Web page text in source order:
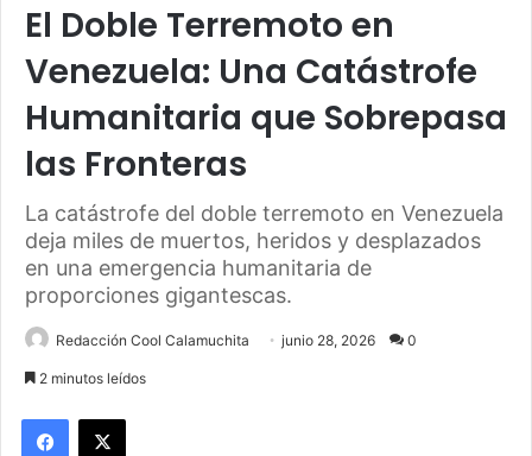
El Doble Terremoto en
Venezuela: Una Catástrofe
Humanitaria que Sobrepasa
las Fronteras
La catástrofe del doble terremoto en Venezuela
deja miles de muertos, heridos y desplazados
en una emergencia humanitaria de
proporciones gigantescas.
Redacción Cool Calamuchita junio 28, 2026 0
2 minutos leídos
Facebook
X